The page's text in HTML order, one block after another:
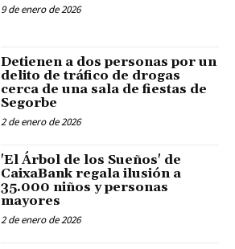
9 de enero de 2026
Detienen a dos personas por un
delito de tráfico de drogas
cerca de una sala de fiestas de
Segorbe
2 de enero de 2026
'El Árbol de los Sueños' de
CaixaBank regala ilusión a
35.000 niños y personas
mayores
2 de enero de 2026